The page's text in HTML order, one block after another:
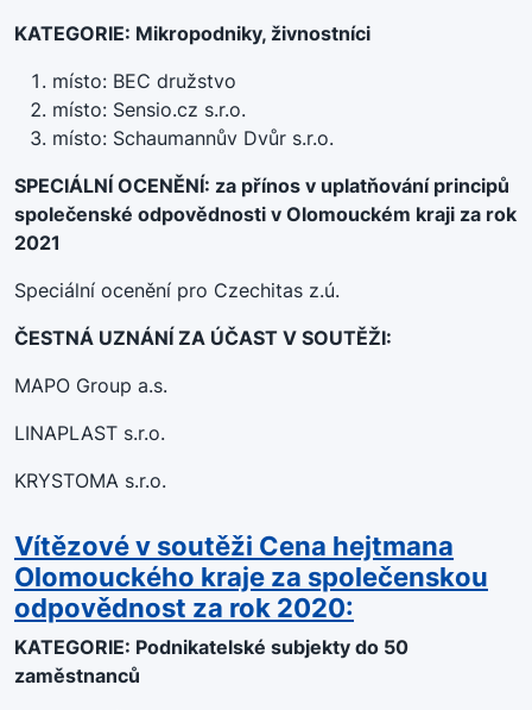
KATEGORIE: Mikropodniky, živnostníci
místo: BEC družstvo
místo: Sensio.cz s.r.o.
místo: Schaumannův Dvůr s.r.o.
SPECIÁLNÍ OCENĚNÍ: za přínos v uplatňování principů
společenské odpovědnosti v Olomouckém kraji za rok
2021
Speciální ocenění pro Czechitas z.ú.
ČESTNÁ UZNÁNÍ ZA ÚČAST V SOUTĚŽI:
MAPO Group a.s.
LINAPLAST s.r.o.
KRYSTOMA s.r.o.
Vítězové v soutěži Cena hejtmana
Olomouckého kraje za společenskou
odpovědnost za rok 2020:
KATEGORIE: Podnikatelské subjekty do 50
zaměstnanců